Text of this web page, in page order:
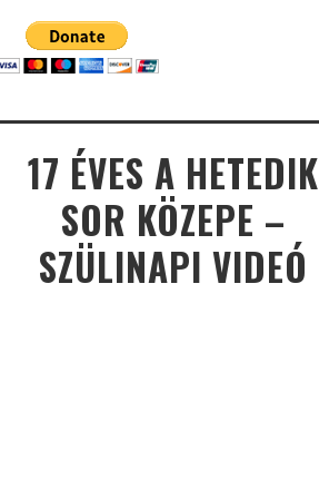
17 ÉVES A HETEDIK
SOR KÖZEPE –
SZÜLINAPI VIDEÓ